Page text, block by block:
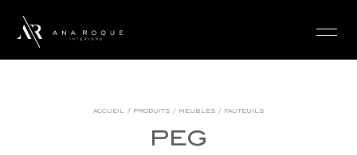
accueil / produits / meubles / fauteuils
peg